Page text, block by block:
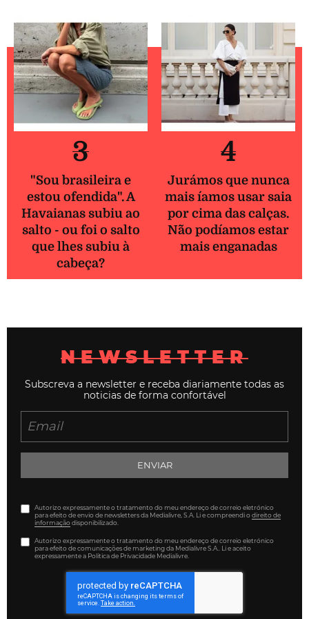
3
"Sou brasileira e
estou ofendida". A
Havaianas subiu ao
salto - ou foi o salto
que lhes subiu à
cabeça?
4
Jurámos que nunca
mais íamos usar saia
por cima das calças.
Não podíamos estar
mais enganadas
NEWSLETTER
Subscreva a newsletter e receba diariamente todas as
noticias de forma confortável
ENVIAR
Autorizo expressamente o tratamento do meu endereço de correio eletrónico
para efeito de envio de newsletters da Medialivre, S.A. Li e compreendi odireito de
informaçãodisponibilizado.
Autorizo expressamente o tratamento do meu endereço de correio eletrónico
para efeito de comunicações de marketing da Medialivre S.A.. Li e aceito
expressamente a Política de Privacidade Medialivre.